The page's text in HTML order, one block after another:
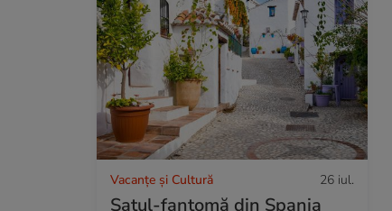
Vacanțe și Cultură 26 iul.
Satul-fantomă din Spania